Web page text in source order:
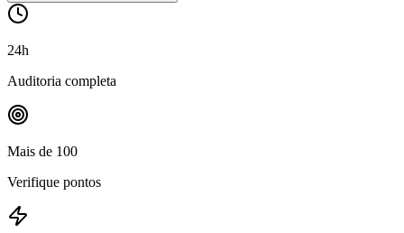
24h
Auditoria completa
Mais de 100
Verifique pontos